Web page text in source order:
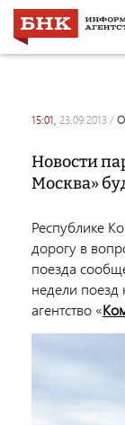
15:01, 23.09.2013 /
Новости
Москва»
Республике
дорогу в
поезда
недели поезд
агентство «